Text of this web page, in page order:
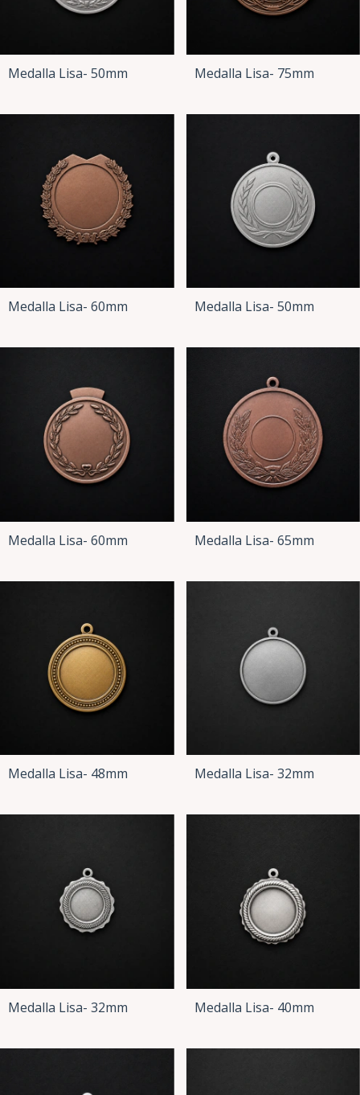
Medalla Lisa- 50mm Medalla Lisa- 75mm
Medalla Lisa- 60mm Medalla Lisa- 50mm
Medalla Lisa- 60mm Medalla Lisa- 65mm
Medalla Lisa- 48mm Medalla Lisa- 32mm
Medalla Lisa- 32mm Medalla Lisa- 40mm